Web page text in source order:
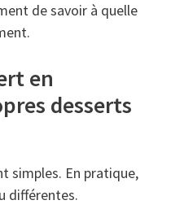
de savoir à quelle
en
desserts
simples. En pratique,
différentes.